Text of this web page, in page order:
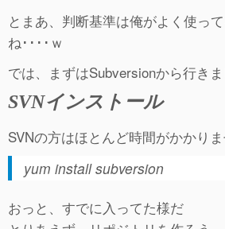
とまあ、判断基準は俺がよく使っ
ね････ｗ
では、まずはSubversionから行き
SVNインストール
SVNの方はほとんど時間がかかりま
yum install subversion
おっと、すでに入ってた様だ